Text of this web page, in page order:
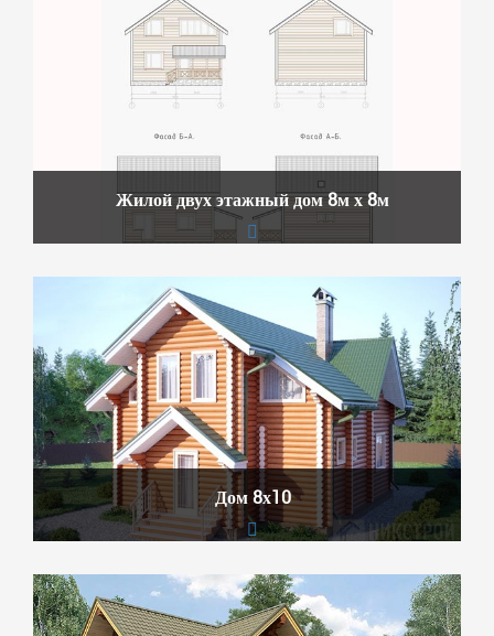
Жилой двух этажный дом 8м х 8м
Дом 8х10